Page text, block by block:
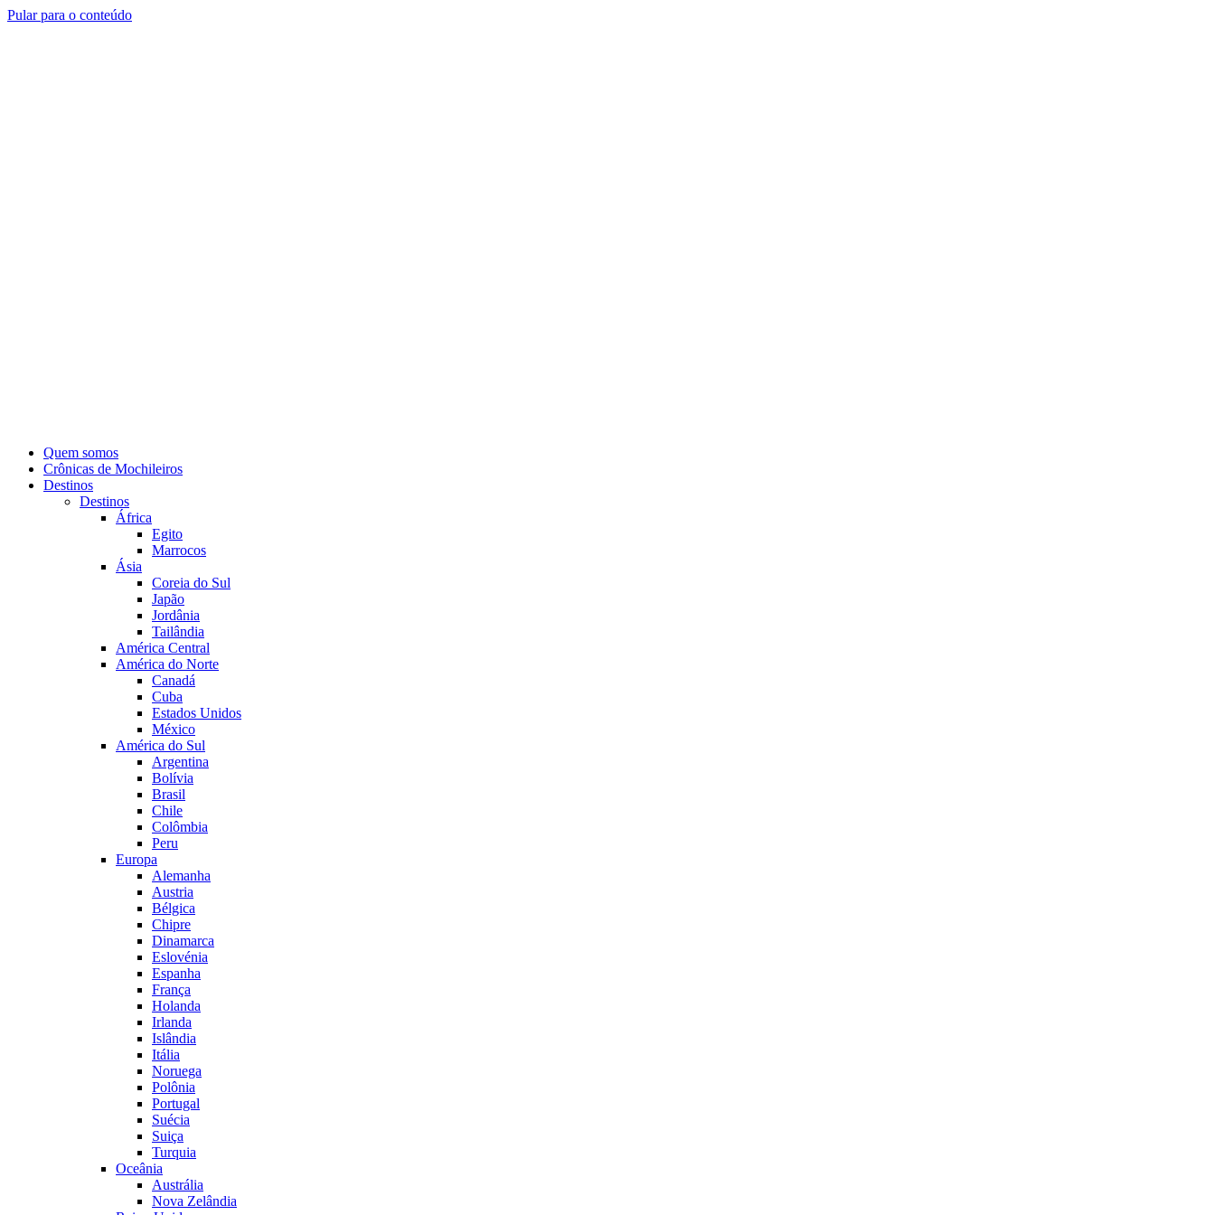
Pular para o conteúdo
Quem somos
Crônicas de Mochileiros
Destinos
Destinos
África
Egito
Marrocos
Ásia
Coreia do Sul
Japão
Jordânia
Tailândia
América Central
América do Norte
Canadá
Cuba
Estados Unidos
México
América do Sul
Argentina
Bolívia
Brasil
Chile
Colômbia
Peru
Europa
Alemanha
Austria
Bélgica
Chipre
Dinamarca
Eslovénia
Espanha
França
Holanda
Irlanda
Islândia
Itália
Noruega
Polônia
Portugal
Suécia
Suiça
Turquia
Oceânia
Austrália
Nova Zelândia